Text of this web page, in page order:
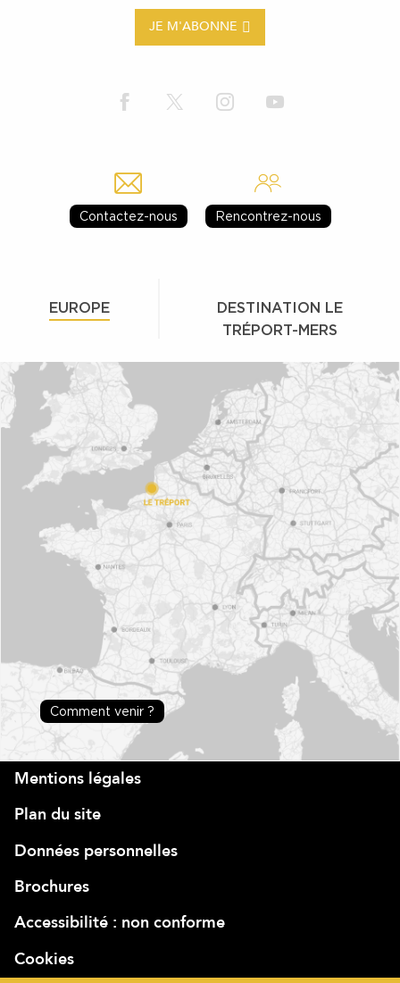
JE M'ABONNE
Contactez-nous Rencontrez-nous
EUROPE
DESTINATION LE
TRÉPORT-MERS
Comment venir ?
Mentions légales
Plan du site
Données personnelles
Brochures
Accessibilité : non conforme
Cookies